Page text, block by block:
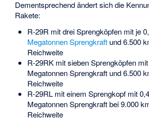
Dementsprechend ändert sich die
Rakete:
R-29R mit drei Sprengköpfen mit je
Megatonnen Sprengkraftund 6.500
Reichweite
R-29RK mit sieben Sprengköpfen mit
Megatonnen Sprengkraft und 6.500
Reichweite
R-29RL mit einem Sprengkopf mit
Megatonnen Sprengkraft bei 9.000
Reichweite